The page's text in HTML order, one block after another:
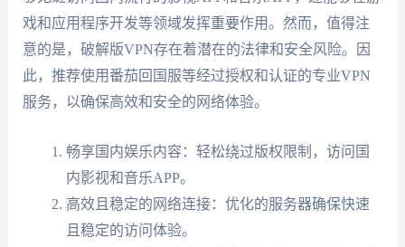
戏和应用程序开发等领域发挥重要作用。然而，值得注
意的是，破解版VPN存在着潜在的法律和安全风险。因
此，推荐使用番茄回国服等经过授权和认证的专业VPN
服务，以确保高效和安全的网络体验。
畅享国内娱乐内容：轻松绕过版权限制，访问国
内影视和音乐APP。
高效且稳定的网络连接：优化的服务器确保快速
且稳定的访问体验。